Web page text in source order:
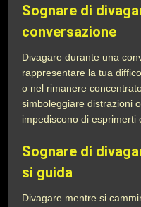
Sognare di
conversazione
Divagare durante una
rappresentare la tua
o nel rimanere
simboleggiare distrazioni
impediscono di esprimerti
Sognare di
si guida
Divagare mentre si